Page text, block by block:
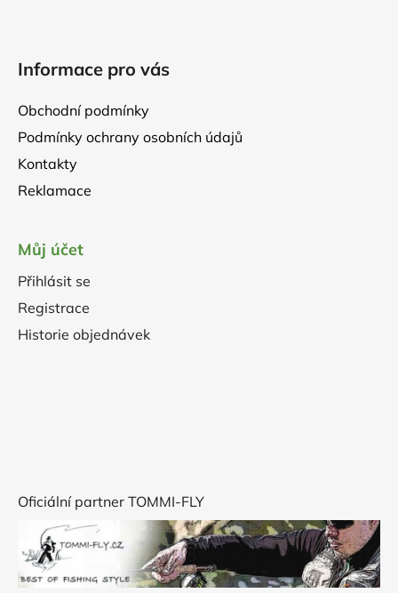
Informace pro vás
Obchodní podmínky
Podmínky ochrany osobních údajů
Kontakty
Reklamace
Můj účet
Přihlásit se
Registrace
Historie objednávek
Oficiální partner TOMMI-FLY